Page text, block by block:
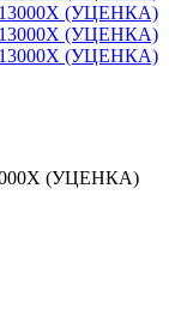
(УЦЕНКА)